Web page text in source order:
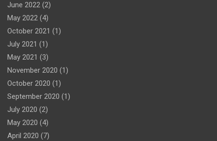
June 2022 (2)
May 2022 (4)
October 2021 (1)
July 2021 (1)
May 2021 (3)
November 2020 (1)
October 2020 (1)
September 2020 (1)
July 2020 (2)
May 2020 (4)
April 2020 (7)